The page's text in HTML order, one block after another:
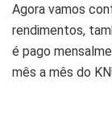
Agora vamos
rendimentos,
é pago
mês a mês do